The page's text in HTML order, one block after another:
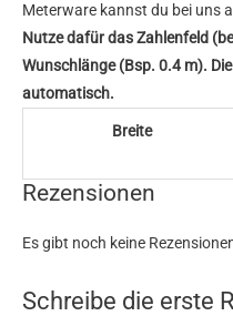
Meterware kannst du bei uns
Nutze dafür das Zahlenfeld
Wunschlänge (Bsp. 0.4 m).
automatisch.
Breite
Rezensionen
Es gibt noch keine
Schreibe die erste